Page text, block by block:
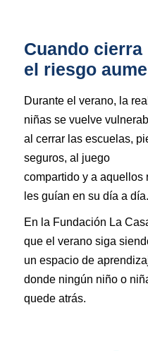
Cuando cierra
el riesgo
Durante el verano, la
niñas se vuelve
al cerrar las escuelas,
seguros, al juego
compartido y a aquellos
les guían en su día a día.
En la Fundación La
que el verano siga
un espacio de
donde ningún niño o
quede atrás.